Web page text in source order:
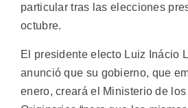
particular tras las elecciones
octubre.
El presidente electo Luiz Inácio
anunció que su gobierno, que
enero, creará el Ministerio de